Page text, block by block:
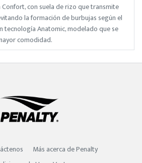
con suela de rizo que transmite
la formación de burbujas según el
tecnología Anatomic, modelado que se
comodidad.
Más acerca de Penalty